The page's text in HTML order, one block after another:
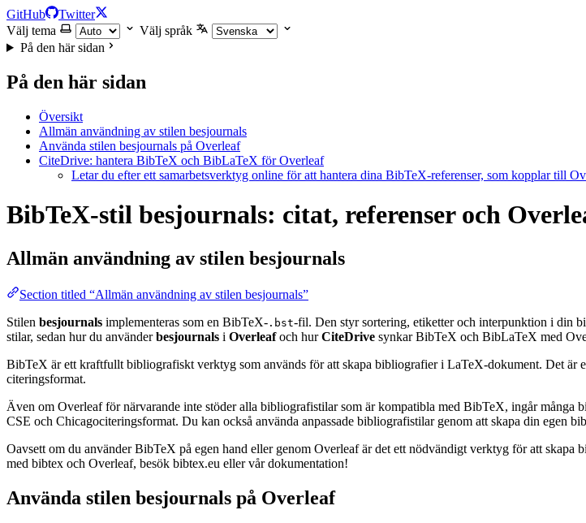
GitHub
Twitter
Välj tema
Välj språk
På den här sidan
På den här sidan
Översikt
Allmän användning av stilen besjournals
Använda stilen besjournals på Overleaf
CiteDrive: hantera BibTeX och BibLaTeX för Overleaf
Letar du efter ett samarbetsverktyg online för att hantera dina BibTeX-referenser, som kopplar till
BibTeX-stil besjournals: citat, referenser och
Allmän användning av stilen besjournals
Section titled “Allmän användning av stilen besjournals”
Stilen besjournals implementeras som en BibTeX- .bst-fil. Den styr sortering, etiketter och interpunktion i din
stilar, sedan hur du använderbesjournals i Overleafoch hurCiteDrive synkar BibTeX och BibLaTeX med
BibTeX är ett kraftfullt bibliografiskt verktyg som används för att skapa bibliografier i LaTeX-dokument. Det är
citeringsformat.
Även om Overleaf för närvarande inte stöder alla bibliografistilar som är kompatibla med BibTeX, ingår
CSE och Chicagociteringsformat. Du kan också använda anpassade bibliografistilar genom att skapa din egen
Oavsett om du använder BibTeX på egen hand eller genom Overleaf är det ett nödvändigt verktyg för att
med bibtex och Overleaf, besök bibtex.eu eller vår dokumentation!
Använda stilen besjournals på Overleaf